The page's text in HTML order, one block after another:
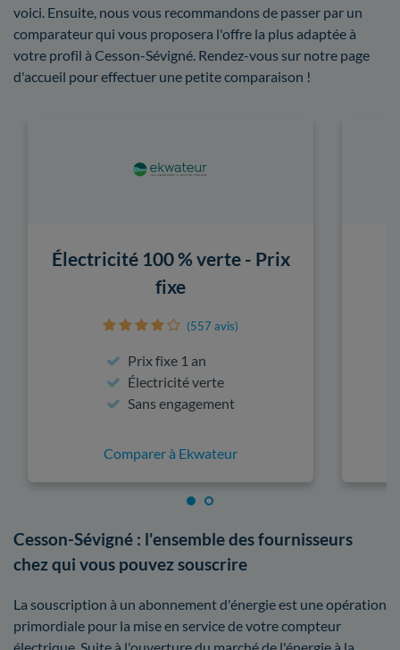
voici. Ensuite, nous vous recommandons de passer par un
comparateur qui vous proposera l'offre la plus adaptée à
votre profil à Cesson-Sévigné. Rendez-vous sur notre page
d'accueil pour effectuer une petite comparaison !
Électricité 100 % verte - Prix
fixe
(557 avis)
Prix fixe 1 an
Électricité verte
Sans engagement
Comparer à Ekwateur
Cesson-Sévigné : l'ensemble des fournisseurs
chez qui vous pouvez souscrire
La souscription à un abonnement d'énergie est une opération
primordiale pour la mise en service de votre compteur